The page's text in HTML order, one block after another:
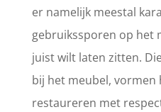
er namelijk meestal
gebruikssporen op het
juist wilt laten zitten.
bij het meubel, vormen
restaureren met